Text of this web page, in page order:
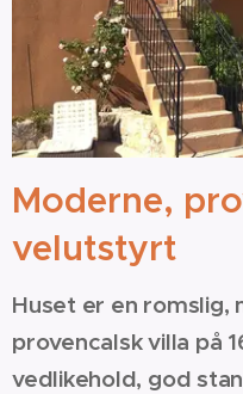
Moderne,
velutstyrt
Huset er en
provencalsk villa på
vedlikehold, god